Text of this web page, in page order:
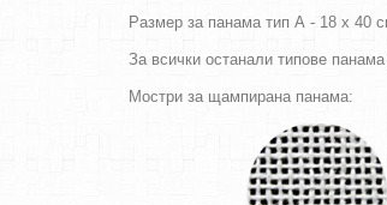
Размер за панама тип А - 18 х 40
За всички останали типове
Мостри за щампирана панама: